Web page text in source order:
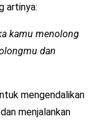
artinya:
kamu menolong
dan
mengendalikan
menjalankan